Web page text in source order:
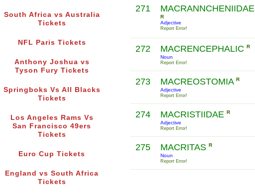
South Africa vs Australia
Tickets
NFL Paris Tickets
Anthony Joshua vs
Tyson Fury Tickets
Springboks Vs All Blacks
Tickets
Los Angeles Rams Vs
San Francisco 49ers
Tickets
Euro Cup Tickets
England vs South Africa
Tickets
271 MACRANNCHENIIDAE
R
Adjective
Report Error!
272 MACRENCEPHALIC R
Noun
Report Error!
273 MACREOSTOMIA R
Adjective
Report Error!
274 MACRISTIIDAE R
Adjective
Report Error!
275 MACRITAS R
Noun
Report Error!